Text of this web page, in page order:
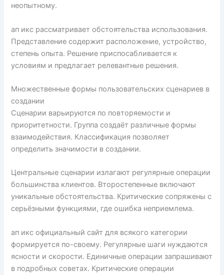
неопытному.
ап икс рассматривает обстоятельства использования.
Представление содержит расположение, устройство,
степень опыта. Решение приспосабливается к
условиям и предлагает релевантные решения.
Множественные формы пользовательских сценариев в
создании
Сценарии варьируются по повторяемости и
приоритетности. Группа создаёт различные формы
взаимодействия. Классификация позволяет
определить значимости в создании.
Центральные сценарии излагают регулярные операции
большинства клиентов. Второстепенные включают
уникальные обстоятельства. Критические сопряжены с
серьёзными функциями, где ошибка неприемлема.
ап икс официальный сайт для всякого категории
формируется по-своему. Регулярные шаги нуждаются
ясности и скорости. Единичные операции запрашивают
в подробных советах. Критические операции